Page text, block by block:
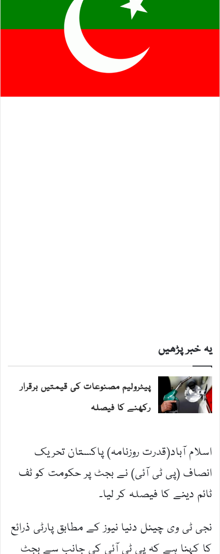
یہ خبر پڑھیں
پیٹرولیم مصنوعات کی قیمتیں برقرار
رکھنے کا فیصلہ
اسلام آباد(قدرت روزنامہ) پاکستان تحریک
انصاف (پی ٹی آئی) نے بجٹ پر حکومت کو ٹف
ٹائم دینے کا فیصلہ کر لیا۔
نجی ٹی وی چینل دنیا نیوز کے مطابق پارٹی ذرائع
کا کہنا ہے کہ پی ٹی آئی کی جانب سے بجٹ